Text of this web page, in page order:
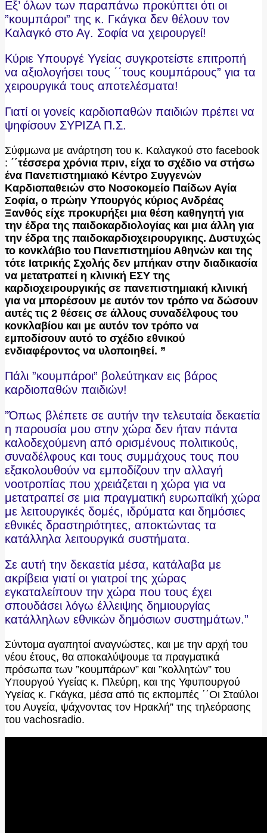
Εξ’ όλων των παραπάνω προκύπτει ότι οι
”κουμπάροι” της κ. Γκάγκα δεν θέλουν τον
Καλαγκό στο Αγ. Σοφία να χειρουργεί!
Κύριε Υπουργέ Υγείας συγκροτείστε επιτροπή
να αξιολογήσει τους ΄΄τους κουμπάρους” για τα
χειρουργικά τους αποτελέσματα!
Γιατί οι γονείς καρδιοπαθών παιδιών πρέπει να
ψηφίσουν ΣΥΡΙΖΑ Π.Σ.
Σύφμωνα με ανάρτηση του κ. Καλαγκού στο facebook
: ΄΄τέσσερα χρόνια πριν, είχα το σχέδιο να στήσω
ένα Πανεπιστημιακό Κέντρο Συγγενών
Καρδιοπαθειών στο Νοσοκομείο Παίδων Αγία
Σοφία, ο πρώην Υπουργός κύριος Ανδρέας
Ξανθός είχε προκυρήξει μια θέση καθηγητή για
την έδρα της παιδοκαρδιολογίας και μια άλλη για
την έδρα της παιδοκαρδιοχειρουργικης. Δυστυχώς
το κονκλάβιο του Πανεπιστημίου Αθηνών και της
τότε Ιατρικής Σχολής δεν μπήκαν στην διαδικασία
να μετατραπεί η κλινική ΕΣΥ της
καρδιοχειρουργικής σε πανεπιστημιακή κλινική
για να μπορέσουν με αυτόν τον τρόπο να δώσουν
αυτές τις 2 θέσεις σε άλλους συναδέλφους του
κονκλαβίου και με αυτόν τον τρόπο να
εμποδίσουν αυτό το σχέδιο εθνικού
ενδιαφέροντος να υλοποιηθεί. ”
Πάλι ”κουμπάροι” βολεύτηκαν εις βάρος
καρδιοπαθών παιδιών!
”Όπως βλέπετε σε αυτήν την τελευταία δεκαετία
η παρουσία μου στην χώρα δεν ήταν πάντα
καλοδεχούμενη από ορισμένους πολιτικούς,
συναδέλφους και τους συμμάχους τους που
εξακολουθούν να εμποδίζουν την αλλαγή
νοοτροπίας που χρειάζεται η χώρα για να
μετατραπεί σε μια πραγματική ευρωπαϊκή χώρα
με λειτουργικές δομές, ιδρύματα και δημόσιες
εθνικές δραστηριότητες, αποκτώντας τα
κατάλληλα λειτουργικά συστήματα.
Σε αυτή την δεκαετία μέσα, κατάλαβα με
ακρίβεια γιατί οι γιατροί της χώρας
εγκαταλείπουν την χώρα που τους έχει
σπουδάσει λόγω έλλειψης δημιουργίας
κατάλληλων εθνικών δημόσιων συστημάτων.”
Σύντομα αγαπητοί αναγνώστες, και με την αρχή του
νέου έτους, θα αποκαλύψουμε τα πραγματικά
πρόσωπα των ”κουμπάρων” και ”κολλητών” του
Υπουργού Υγείας κ. Πλεύρη, και της Υφυπουργού
Υγείας κ. Γκάγκα, μέσα από τις εκπομπές ΄΄Οι Σταύλοι
του Αυγεία, ψάχνοντας τον Ηρακλή” της τηλεόρασης
του vachosradio.